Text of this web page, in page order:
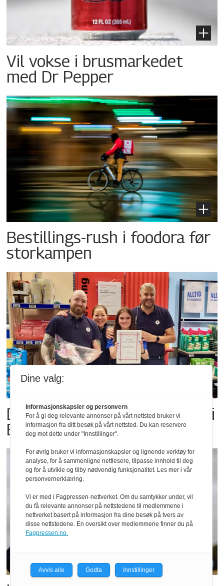
Vil vokse i brusmarkedet
med Dr Pepper
Bestillings-rush i foodora før
storkampen
Dette er landets beste Post i
Butikk
Dine valg:
Informasjonskapsler og personvern
For å gi deg relevante annonser på vårt nettsted bruker vi
informasjon fra ditt besøk på vårt nettsted. Du kan reservere
deg mot dette under "Innstillinger".
For øvrig bruker vi informasjonskapsler og lignende verktøy for
analyse, for å sammenligne nettlesere, tilpasse innhold til deg
og for å utvikle og tilby nødvendig funksjonalitet. Les mer i vår
personvernerklæring.
Vi er med i Fagpressen-nettverket. Om du samtykker under, vil
du få relevante annonser på nettstedene til medlemmene i
nettverket basert på informasjon fra dine besøk på tvers av
disse nettstedene. En oversikt over medlemmene finner du på
Fagpressen.no.
Avvis alle Godta Innstillinger